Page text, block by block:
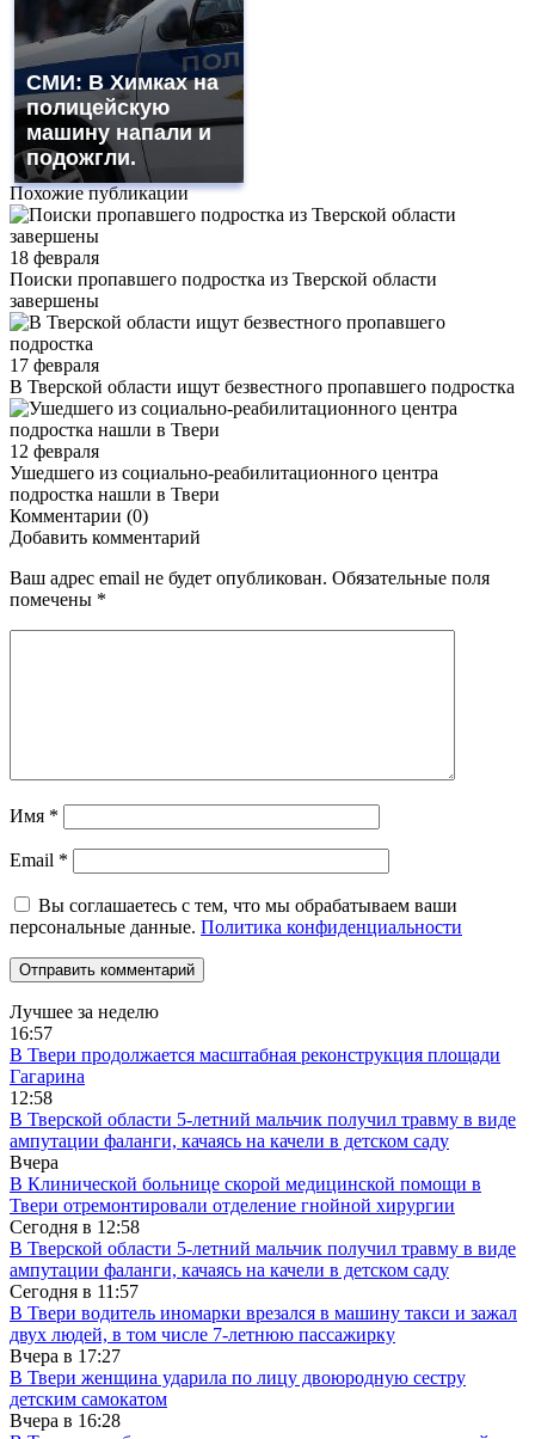
СМИ: В Химках на
полицейскую
машину напали и
подожгли.
Похожие публикации
18 февраля
Поиски пропавшего подростка из Тверской области
завершены
17 февраля
В Тверской области ищут безвестного пропавшего подростка
12 февраля
Ушедшего из социально-реабилитационного центра
подростка нашли в Твери
Комментарии (0)
Добавить комментарий
Ваш адрес email не будет опубликован. Обязательные поля
помечены *
Имя *
Email *
Вы соглашаетесь с тем, что мы обрабатываем ваши
персональные данные. Политика конфиденциальности
Лучшее за неделю
16:57
В Твери продолжается масштабная реконструкция площади
Гагарина
12:58
В Тверской области 5-летний мальчик получил травму в виде
ампутации фаланги, качаясь на качели в детском саду
Вчера
В Клинической больнице скорой медицинской помощи в
Твери отремонтировали отделение гнойной хирургии
Сегодня в 12:58
В Тверской области 5-летний мальчик получил травму в виде
ампутации фаланги, качаясь на качели в детском саду
Сегодня в 11:57
В Твери водитель иномарки врезался в машину такси и зажал
двух людей, в том числе 7-летнюю пассажирку
Вчера в 17:27
В Твери женщина ударила по лицу двоюродную сестру
детским самокатом
Вчера в 16:28